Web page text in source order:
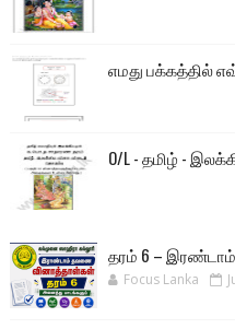
எமது பக்கத்தில்
O/L - தமிழ் -
தரம் 6 –
Focus Lanka